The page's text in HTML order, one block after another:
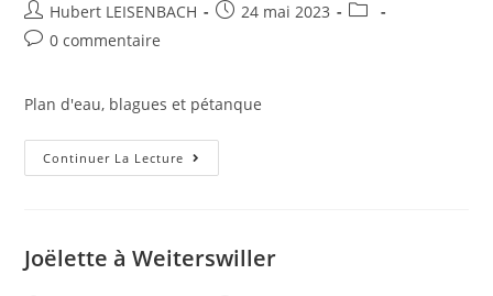
Hubert LEISENBACH
24 mai 2023
0 commentaire
Plan d'eau, blagues et pétanque
Continuer La Lecture
Joëlette à Weiterswiller